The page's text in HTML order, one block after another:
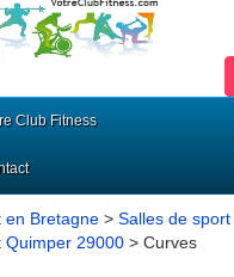
Club Fitness
en Bretagne > Salles de
Quimper 29000 > Curves